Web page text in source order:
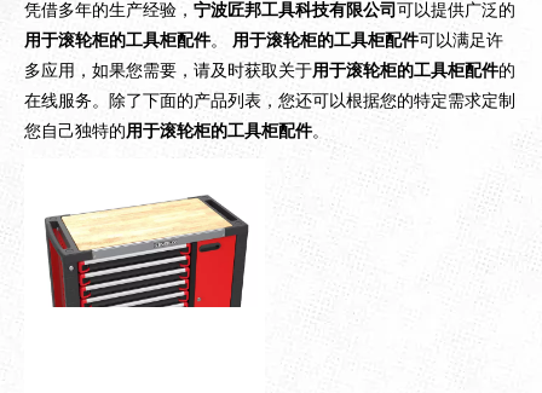
凭借多年的生产经验， 宁波匠邦工具科技有限公司 可以提供广泛的
用于滚轮柜的工具柜配件。 用于滚轮柜的工具柜配件可以满足许
多应用，如果您需要，请及时获取关于用于滚轮柜的工具柜配件的
在线服务。除了下面的产品列表，您还可以根据您的特定需求定制
您自己独特的用于滚轮柜的工具柜配件。